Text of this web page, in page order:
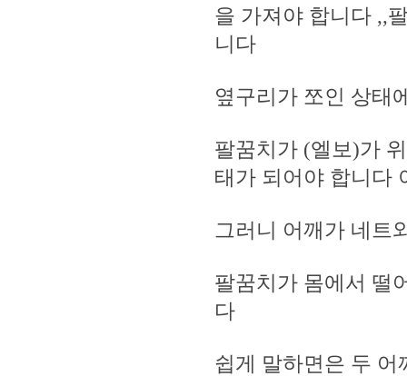
을 가져야 합니다 ,,
니다
옆구리가 쪼인 상태
팔꿈치가 (엘보)가
태가 되어야 합니다
그러니 어깨가 네트
팔꿈치가 몸에서 떨
다
쉽게 말하면은 두